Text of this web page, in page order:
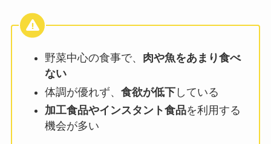
野菜中心の食事で、 肉や魚をあまり食べ
ない
体調が優れず、 食欲が低下している
加工食品やインスタント食品を利用する
機会が多い